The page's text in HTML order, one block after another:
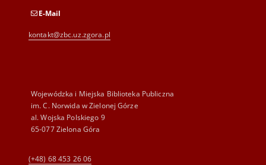
E-Mail
kontakt@zbc.uz.zgora.pl
Wojewódzka i Miejska Biblioteka Publiczna
im. C. Norwida w Zielonej Górze
al. Wojska Polskiego 9
65-077 Zielona Góra
(+48) 68 453 26 06